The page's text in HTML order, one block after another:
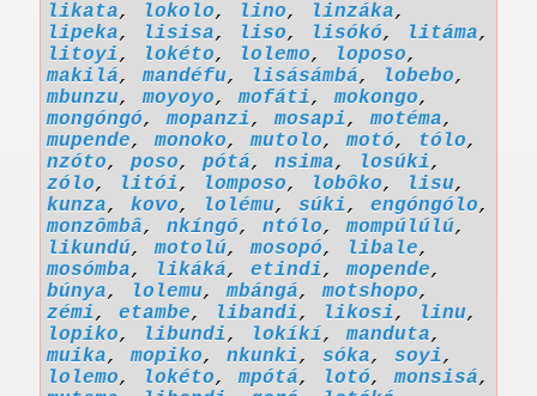
likata, lokolo, lino, linzáka,
lipeka, lisisa, liso, lisókó, litáma,
litoyi, lokéto, lolemo, loposo,
makilá,mandéfu, lisásámbá, lobebo,
mbunzu,moyoyo,mofáti,mokongo,
mongóngó,mopanzi,mosapi,motéma,
mupende,monoko,mutolo,motó, tólo,
nzóto, poso, pótá, nsima, losúki,
zólo, litói, lomposo, lobôko, lisu,
kunza, kovo, lolému, súki, engóngólo,
monzômbâ, nkíngó, ntólo,mompúlúlú,
likundú,motolú,mosopó, libale,
mosómba, likáká, etindi,mopende,
búnya, lolemu,mbángá,motshopo,
zémi, etambe, libandi, likosi, linu,
lopiko, libundi, lokíkí,manduta,
muika,mopiko, nkunki, sóka, soyi,
lolemo, lokéto,mpótá, lotó,monsisá,